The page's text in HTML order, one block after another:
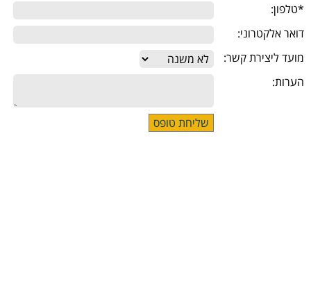
*טלפון:
דואר אלקטרוני:
מועד ליצירת קשר:
הערות: